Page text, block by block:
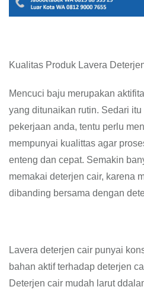
Kualitas Produk Lavera
Mencuci baju merupakan
yang ditunaikan rutin. Sedari
pekerjaan anda, tentu perlu
mempunyai kualittas agar
enteng dan cepat. Semakin
memakai deterjen cair, karena
dibanding bersama dengan
Lavera deterjen cair punyai
bahan aktif terhadap deterjen
Deterjen cair mudah larut